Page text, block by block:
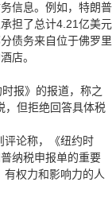
信息。例如，特朗普
担了总计4.21亿美元
债务来自位于佛罗里
店。
报》的报道，称之
，但拒绝回答具体税
论称，《纽约时
纳税申报单的重要
有权力和影响力的人